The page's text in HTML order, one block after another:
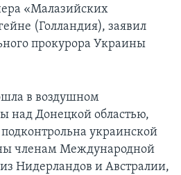
«Малазийских
(Голландия), заявил
прокурора Украины
в воздушном
над Донецкой областью,
украинской
членам Международной
Нидерландов и Австралии,